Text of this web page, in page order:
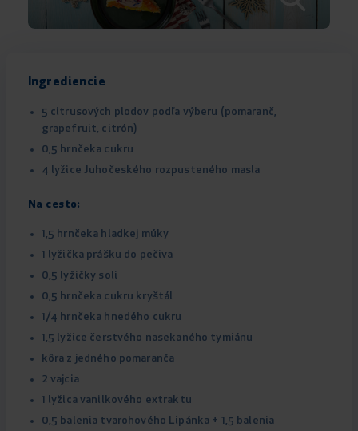
Ingrediencie
5 citrusových plodov podľa výberu (pomaranč,
grapefruit, citrón)
0,5 hrnčeka cukru
4 lyžice Juhočeského rozpusteného masla
Na cesto:
1,5 hrnčeka hladkej múky
1 lyžička prášku do pečiva
0,5 lyžičky soli
0,5 hrnčeka cukru kryštál
1/4 hrnčeka hnedého cukru
1,5 lyžice čerstvého nasekaného tymiánu
kôra z jedného pomaranča
2 vajcia
1 lyžica vanilkového extraktu
0,5 balenia tvarohového Lipánka + 1,5 balenia